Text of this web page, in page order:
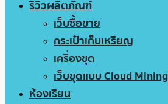
รีวิวผลิตภัณฑ์
เว็บซื้อขาย
กระเป๋าเก็บเหรียญ
เครื่องขุด
เว็บขุดแบบ Cloud Mining
ห้องเรียน